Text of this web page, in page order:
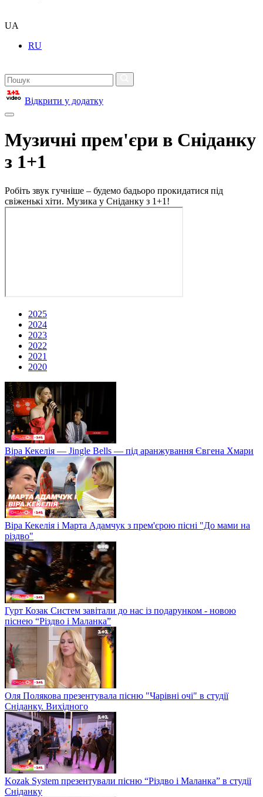
UA
RU
Відкрити у додатку
Музичні прем'єри в Сніданку
з 1+1
Робіть звук гучніше – будемо бадьоро прокидатися під
свіженькі хіти. Музика у Сніданку з 1+1!
2025
2024
2023
2022
2021
2020
Віра Кекелія — Jingle Bells — під аранжування Євгена Хмари
Віра Кекелія і Марта Адамчук з прем'єрою пісні "До мами на
різдво"
Гурт Козак Систем завітали до нас із подарунком - новою
піснею “Різдво і Маланка”
Оля Полякова презентувала пісню "Чарівні очі" в студії
Сніданку. Вихідного
Kozak System презентували пісню “Різдво і Маланка” в студії
Сніданку